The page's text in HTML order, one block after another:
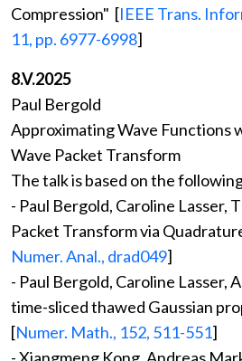
Compression" [IEEE Trans.
11, pp. 6977-6998]
8.V.2025
Paul Bergold
Approximating Wave Functions
Wave Packet Transform
The talk is based on the
- Paul Bergold, Caroline Lasser,
Packet Transform via
Numer. Anal., drad049]
- Paul Bergold, Caroline Lasser,
time-sliced thawed Gaussian
[Numer. Math., 152, 511-551]